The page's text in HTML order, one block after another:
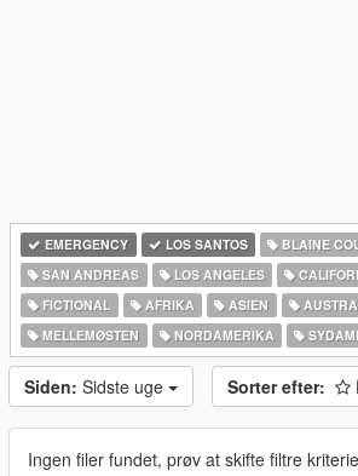
EMERGENCY LOS SANTOS
BLAINE
SAN ANDREAS
LOS ANGELES
FICTIONAL
AFRIKA ASIEN
MELLEMØSTEN
NORDAMERIKA
Siden: Sidste uge Sorter efter:
Ingen filer fundet, prøv at skifte filtre